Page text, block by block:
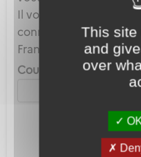
This
and
over
Il vous servira
connecterez avec
FranceConnect.
Courriel *